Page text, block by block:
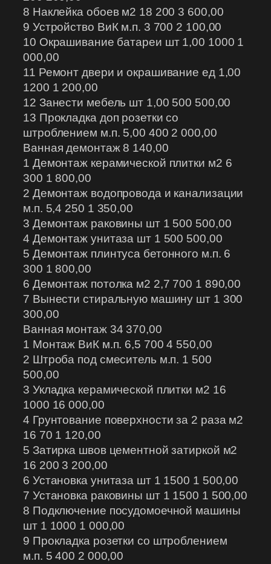
8 Наклейка обоев м2 18 200 3 600,00
9 Устройство ВиК м.п. 3 700 2 100,00
10 Окрашивание батареи шт 1,00 1000 1
000,00
11 Ремонт двери и окрашивание ед 1,00
1200 1 200,00
12 Занести мебель шт 1,00 500 500,00
13 Прокладка доп розетки со
штроблением м.п. 5,00 400 2 000,00
Ванная демонтаж 8 140,00
1 Демонтаж керамической плитки м2 6
300 1 800,00
2 Демонтаж водопровода и канализации
м.п. 5,4 250 1 350,00
3 Демонтаж раковины шт 1 500 500,00
4 Демонтаж унитаза шт 1 500 500,00
5 Демонтаж плинтуса бетонного м.п. 6
300 1 800,00
6 Демонтаж потолка м2 2,7 700 1 890,00
7 Вынести стиральную машину шт 1 300
300,00
Ванная монтаж 34 370,00
1 Монтаж ВиК м.п. 6,5 700 4 550,00
2 Штроба под смеситель м.п. 1 500
500,00
3 Укладка керамической плитки м2 16
1000 16 000,00
4 Грунтование поверхности за 2 раза м2
16 70 1 120,00
5 Затирка швов цементной затиркой м2
16 200 3 200,00
6 Установка унитаза шт 1 1500 1 500,00
7 Установка раковины шт 1 1500 1 500,00
8 Подключение посудомоечной машины
шт 1 1000 1 000,00
9 Прокладка розетки со штроблением
м.п. 5 400 2 000,00